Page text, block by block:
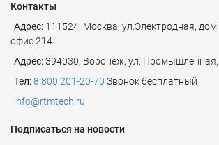
Контакты
Адрес: 111524, Москва, ул.Электродная, дом
офис 214
Адрес:394030, Воронеж, ул.
Тел:8 800 201-20-70 Звонок бесплатный
info@rtmtech.ru
Подписаться на новости